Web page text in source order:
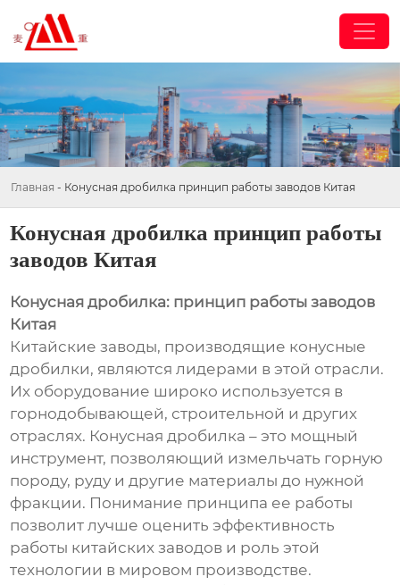
Главная - Конусная дробилка принцип работы заводов Китая
Конусная дробилка принцип работы
заводов Китая
Конусная дробилка: принцип работы заводов
Китая
Китайские заводы, производящие конусные
дробилки, являются лидерами в этой отрасли.
Их оборудование широко используется в
горнодобывающей, строительной и других
отраслях. Конусная дробилка – это мощный
инструмент, позволяющий измельчать горную
породу, руду и другие материалы до нужной
фракции. Понимание принципа ее работы
позволит лучше оценить эффективность
работы китайских заводов и роль этой
технологии в мировом производстве.